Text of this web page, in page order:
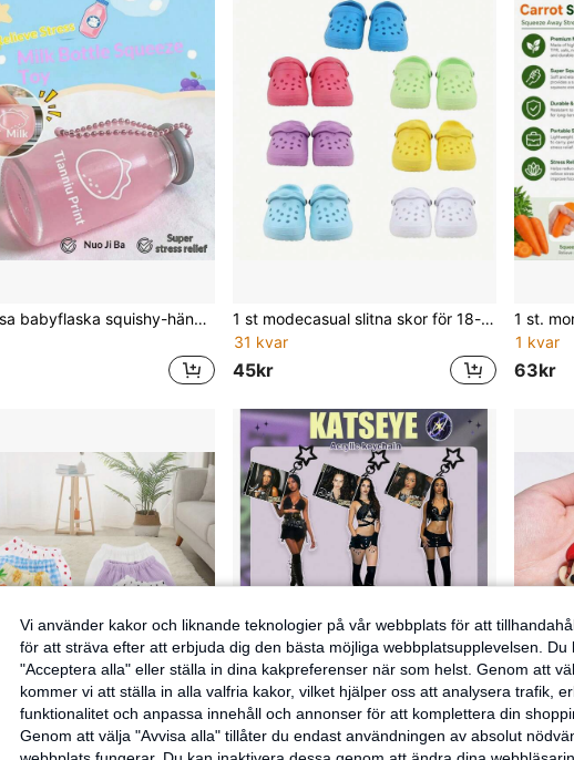
Mini rosa babyflaska squishy-hängsmycke, långsam återhämtning, stretchbar och formbar stresslindrande sensorisk fidgetleksak, lämplig för barn, tonåringar och vuxna, ångestlindring, bärbar nyckelringsklämleksak som present
1 st modecasual slitna skor för 18-tumsdockor, flera färger tillgängliga, casual stil, passar för dockoutfits och casual look, lämpliga för dagliga dockklädesbyten och display, docksamling, modefestoutfit för dockor, samlingsdisplay och rollspelsleksakstillbehörsdekoration
31 kvar
45kr
1 kvar
63kr
Vi använder kakor och liknande teknologier på vår webbplats för att
för att sträva efter att erbjuda dig den bästa möjliga webbplatsupplevelsen. Du
"Acceptera alla" eller ställa in dina kakpreferenser när som helst. Genom att
kommer vi att ställa in alla valfria kakor, vilket hjälper oss att analysera trafik,
funktionalitet och anpassa innehåll och annonser för att komplettera din
Genom att välja "Avvisa alla" tillåter du endast användningen av absolut